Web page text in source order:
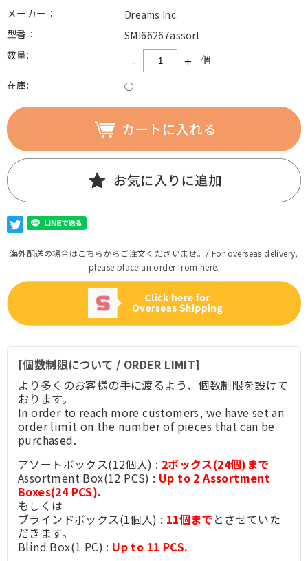
メーカー：
Dreams Inc.
型番：
SMI66267assort
数量:
- +
個
在庫:
○
海外配送の場合はこちらからご注文くださいませ。/ For overseas delivery,
please place an order from here.
[個数制限について / ORDER LIMIT]
より多くのお客様の手に渡るよう、個数制限を設けて
おります。
In order to reach more customers, we have set an
order limit on the number of pieces that can be
purchased.
アソートボックス(12個入) : 2ボックス(24個)まで
Assortment Box(12 PCS) : Up to 2 Assortment
Boxes(24 PCS).
もしくは
ブラインドボックス(1個入) : 11個まで とさせていた
だきます。
Blind Box(1 PC) : Up to 11 PCS.